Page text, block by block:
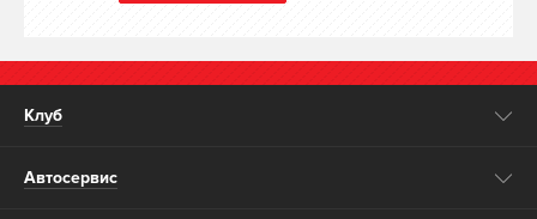
Клуб
Автосервис